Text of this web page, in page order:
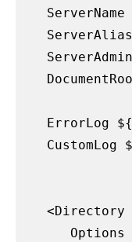
ServerName
ErrorLog
CustomLog
<Directory
Options